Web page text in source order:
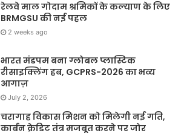
रेलवे माल गोदाम श्रमिकों के कल्याण के लिए
BRMGSU की नई पहल
2 weeks ago
भारत मंडपम बना ग्लोबल प्लास्टिक
रीसाइक्लिंग हब, GCPRS-2026 का भव्य
आगाज़
July 2, 2026
चरागाह विकास मिशन को मिलेगी नई गति,
कार्बन क्रेडिट तंत्र मजबूत करने पर जोर